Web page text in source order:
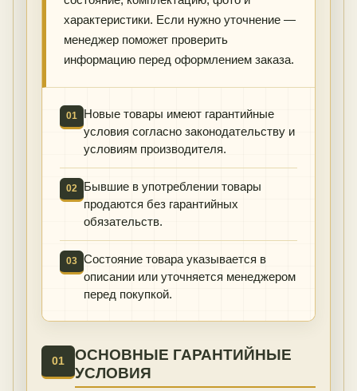
характеристики. Если нужно уточнение —
менеджер поможет проверить
информацию перед оформлением заказа.
01
Новые товары имеют гарантийные
условия согласно законодательству и
условиям производителя.
02
Бывшие в употреблении товары
продаются без гарантийных
обязательств.
03 Состояние товара указывается в
описании или уточняется менеджером
перед покупкой.
01
ОСНОВНЫЕ ГАРАНТИЙНЫЕ
УСЛОВИЯ